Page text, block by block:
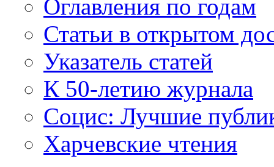
Оглавления по годам
Статьи в открытом
Указатель статей
К 50-летию журнала
Социс: Лучшие
Харчевские чтения